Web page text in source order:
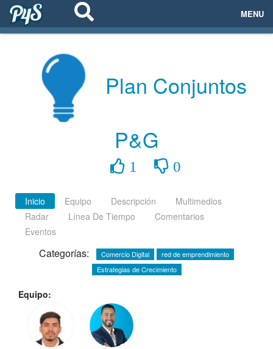
MENU
EVENTOS
AYUDA
login
Plan Conjuntos
P&G
1 0
Inicio Equipo Descripción
Multimedios
Radar
Línea De Tiempo
Comentarios
Eventos
Categorías: Comercio Digital
red de emprendimiento
Estrategias de Crecimiento
Equipo: